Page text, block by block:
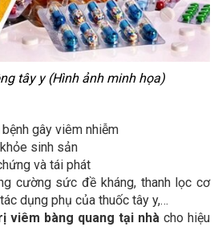
tây y (Hình ảnh minh họa)
gây viêm nhiễm
sinh sản
và tái phát
cường sức đề kháng, thanh lọc cơ
dụng phụ của thuốc tây y,…
viêm bàng quang tại nhà cho hiệu